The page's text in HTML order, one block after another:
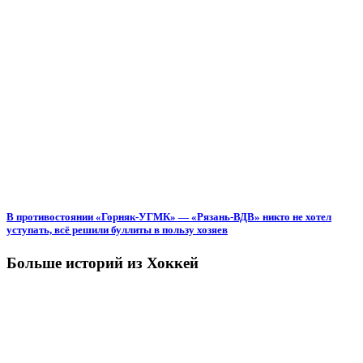
В противостоянии «Горняк-УГМК» — «Рязань-ВДВ» никто не хотел
уступать, всё решили буллиты в пользу хозяев
Больше историй из Хоккей